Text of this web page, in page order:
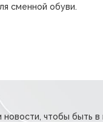
сменной обуви.
чтобы быть в